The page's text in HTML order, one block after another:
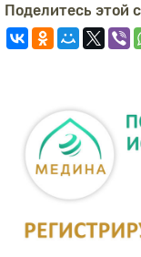
Поделитесь этой